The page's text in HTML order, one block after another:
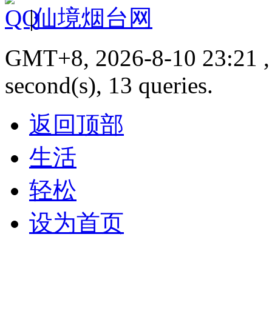
|仙境烟台网
GMT+8, 2026-8-10 23:21
second(s), 13 queries.
返回顶部
生活
轻松
设为首页